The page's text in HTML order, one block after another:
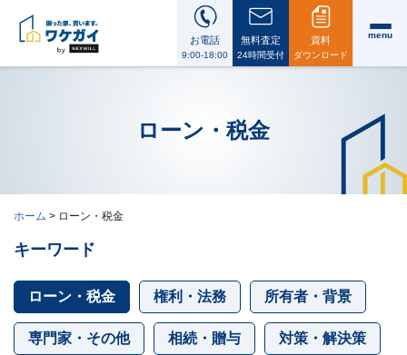
お電話
9:00-18:00
無料査定
24時間受付
資料
ダウンロード
menu
i
イ
て
社
案
ローン・税金
ホーム > ローン・税金
キーワード
ローン・税金 権利・法務 所有者・背景
専門家・その他 相続・贈与 対策・解決策